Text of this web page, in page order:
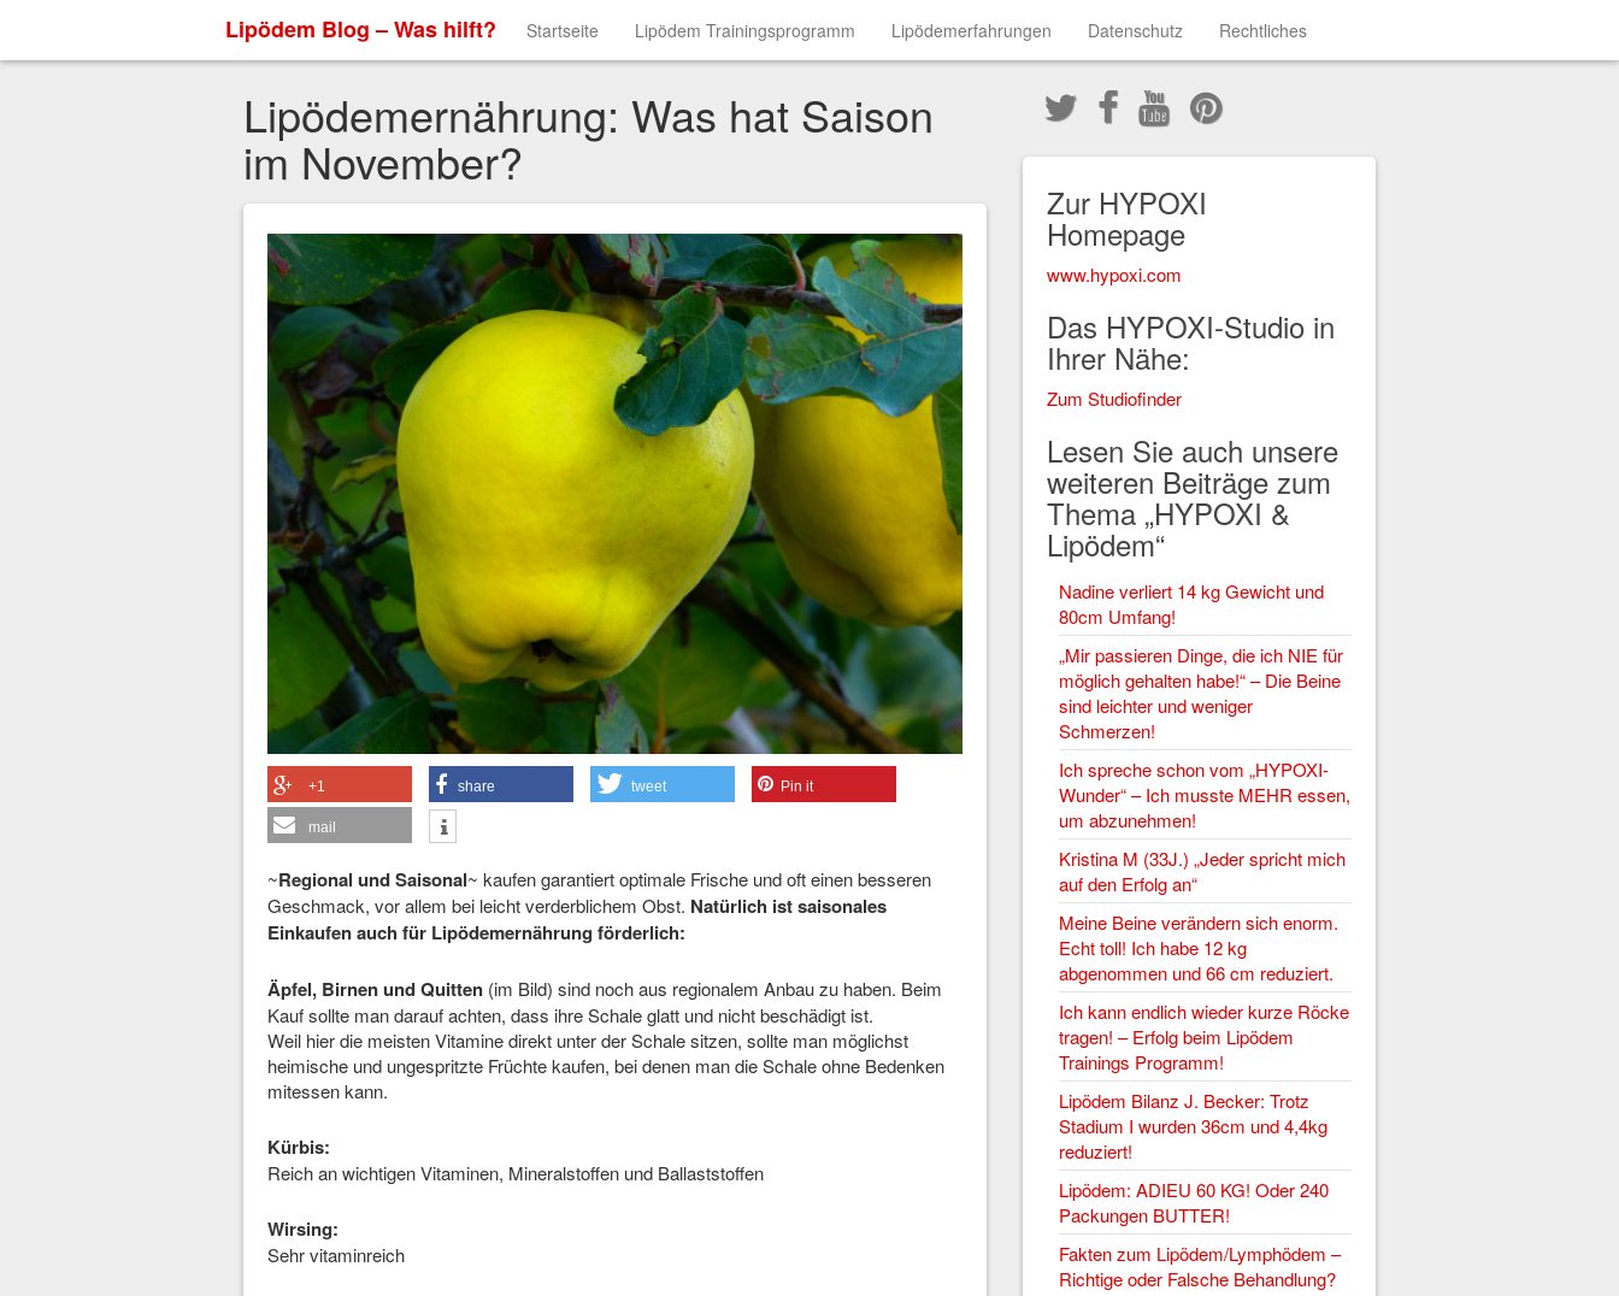
Lipödem Blog – Was hilft? Startseite Lipödem Trainingsprogramm Lipödemerfahrungen Datenschutz Rechtliches
Lipödemernährung: Was hat Saison
im November?
+1 share tweet Pin it
mail
~Regional und Saisonal~ kaufen garantiert optimale Frische und oft einen besseren
Geschmack, vor allem bei leicht verderblichem Obst. Natürlich ist saisonales
Einkaufen auch für Lipödemernährung förderlich:
Äpfel, Birnen und Quitten (im Bild) sind noch aus regionalem Anbau zu haben. Beim
Kauf sollte man darauf achten, dass ihre Schale glatt und nicht beschädigt ist.
Weil hier die meisten Vitamine direkt unter der Schale sitzen, sollte man möglichst
heimische und ungespritzte Früchte kaufen, bei denen man die Schale ohne Bedenken
mitessen kann.
Kürbis:
Reich an wichtigen Vitaminen, Mineralstoffen und Ballaststoffen
Wirsing:
Sehr vitaminreich
Zur HYPOXI
Homepage
www.hypoxi.com
Das HYPOXI-Studio in
Ihrer Nähe:
Zum Studiofinder
Lesen Sie auch unsere
weiteren Beiträge zum
Thema „HYPOXI &
Lipödem“
Nadine verliert 14 kg Gewicht und
80cm Umfang!
„Mir passieren Dinge, die ich NIE für
möglich gehalten habe!“ – Die Beine
sind leichter und weniger
Schmerzen!
Ich spreche schon vom „HYPOXI-
Wunder“ – Ich musste MEHR essen,
um abzunehmen!
Kristina M (33J.) „Jeder spricht mich
auf den Erfolg an“
Meine Beine verändern sich enorm.
Echt toll! Ich habe 12 kg
abgenommen und 66 cm reduziert.
Ich kann endlich wieder kurze Röcke
tragen! – Erfolg beim Lipödem
Trainings Programm!
Lipödem Bilanz J. Becker: Trotz
Stadium I wurden 36cm und 4,4kg
reduziert!
Lipödem: ADIEU 60 KG! Oder 240
Packungen BUTTER!
Fakten zum Lipödem/Lymphödem –
Richtige oder Falsche Behandlung?